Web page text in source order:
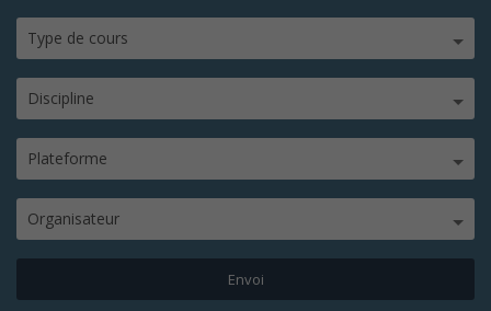
Type de cours
Discipline
Plateforme
Organisateur